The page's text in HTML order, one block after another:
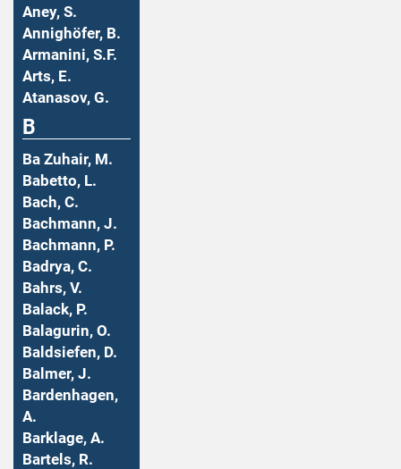
Aney, S.
Annighöfer, B.
Armanini, S.F.
Arts, E.
Atanasov, G.
B
Ba Zuhair, M.
Babetto, L.
Bach, C.
Bachmann, J.
Bachmann, P.
Badrya, C.
Bahrs, V.
Balack, P.
Balagurin, O.
Baldsiefen, D.
Balmer, J.
Bardenhagen,
A.
Barklage, A.
Bartels, R.